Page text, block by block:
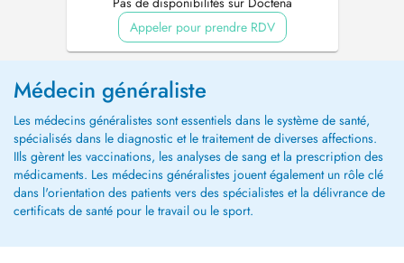
Appeler pour prendre RDV
Médecin généraliste
Les médecins généralistes sont essentiels dans le système de santé,
spécialisés dans le diagnostic et le traitement de diverses affections.
IIls gèrent les vaccinations, les analyses de sang et la prescription des
médicaments. Les médecins généralistes jouent également un rôle clé
dans l'orientation des patients vers des spécialistes et la délivrance de
certificats de santé pour le travail ou le sport.